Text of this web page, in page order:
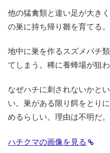
他の猛禽類と違い足が大き
の巣に持ち帰り雛を育てる。
地中に巣を作るスズメバチ
てしまう。稀に養蜂場が狙わ
なぜハチに刺されないかと
い。巣がある限り餌をとり
めるらしい。理由は不明だ。
ハチクマの画像を見る